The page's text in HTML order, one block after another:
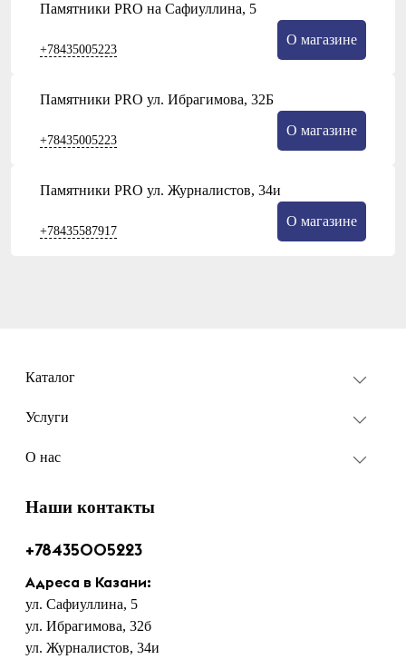
Памятники PRO на Сафиуллина, 5
+78435005223
О магазине
Памятники PRO ул. Ибрагимова, 32Б
+78435005223
О магазине
Памятники PRO ул. Журналистов, 34и
+78435587917
О магазине
Каталог
Услуги
О нас
Наши контакты
+78435005223
Адреса в Казани:
ул. Сафиуллина, 5
ул. Ибрагимова, 32б
ул. Журналистов, 34и